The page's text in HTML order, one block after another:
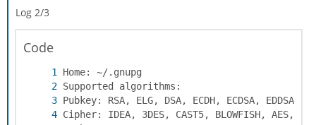
Log 2/3
Code